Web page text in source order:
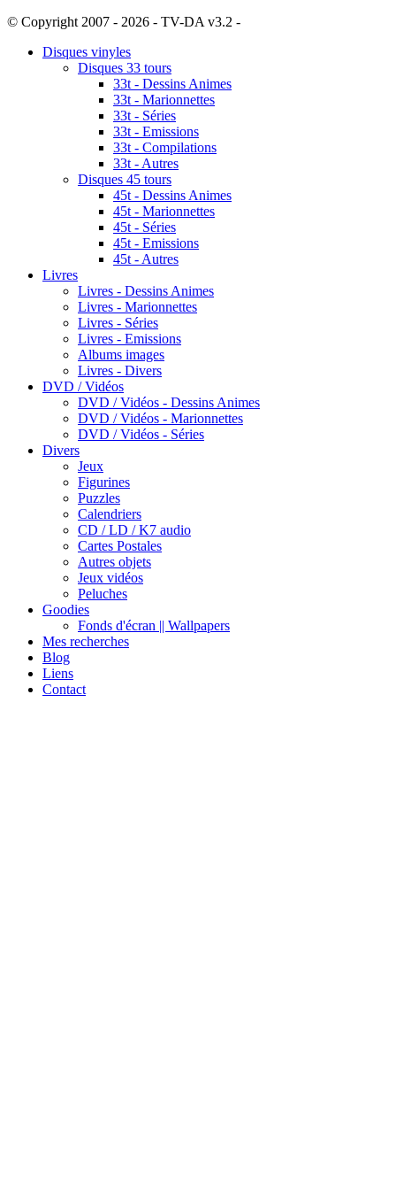
© Copyright 2007 - 2026 - TV-DA v3.2 -
Disques vinyles
Disques 33 tours
33t - Dessins Animes
33t - Marionnettes
33t - Séries
33t - Emissions
33t - Compilations
33t - Autres
Disques 45 tours
45t - Dessins Animes
45t - Marionnettes
45t - Séries
45t - Emissions
45t - Autres
Livres
Livres - Dessins Animes
Livres - Marionnettes
Livres - Séries
Livres - Emissions
Albums images
Livres - Divers
DVD / Vidéos
DVD / Vidéos - Dessins Animes
DVD / Vidéos - Marionnettes
DVD / Vidéos - Séries
Divers
Jeux
Figurines
Puzzles
Calendriers
CD / LD / K7 audio
Cartes Postales
Autres objets
Jeux vidéos
Peluches
Goodies
Fonds d'écran || Wallpapers
Mes recherches
Blog
Liens
Contact